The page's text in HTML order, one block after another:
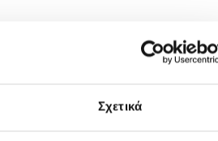
Σχετικά
του Chicago,
έως το 1991εργάσθηκε σε
στην Ελλάδα το 1991
τομέα. Από το 2001